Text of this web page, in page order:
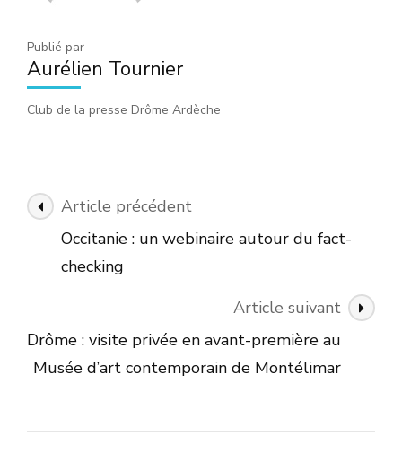
Publié par
Aurélien Tournier
Club de la presse Drôme Ardèche
Navigation
des
articles
Article précédent
Occitanie : un webinaire autour du fact-
checking
Article suivant
Drôme : visite privée en avant-première au
Musée d’art contemporain de Montélimar